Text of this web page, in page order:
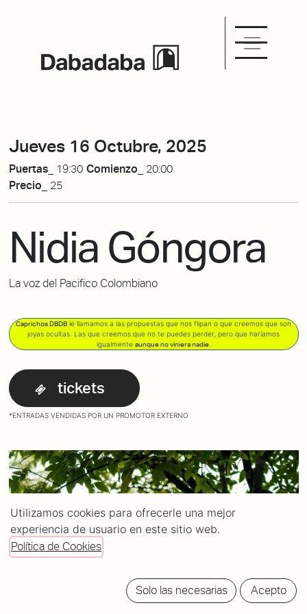
Jueves 16 Octubre, 2025
Puertas_ 19:30 Comienzo_ 20:00
Precio_ 25
Nidia Góngora
La voz del Pacifico Colombiano
Caprichos DBDB le llamamos a las propuestas que nos flipan o que creemos que son
joyas ocultas. Las que creemos que no te puedes perder, pero que haríamos
igualmente aunque no viniera nadie.
tickets
*ENTRADAS VENDIDAS POR UN PROMOTOR EXTERNO
Utilizamos cookies para ofrecerle una mejor
experiencia de usuario en este sitio web.
Política de Cookies
Solo las necesarias Acepto